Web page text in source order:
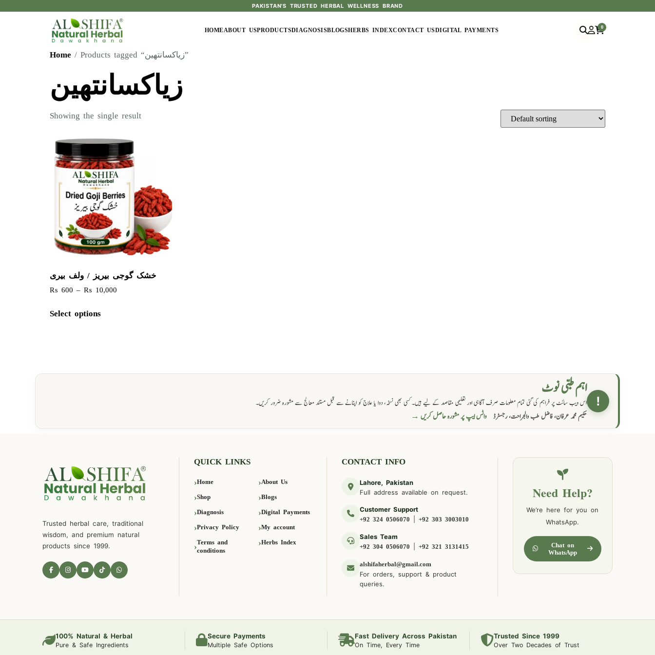
PAKISTAN'S TRUSTED HERBAL WELLNESS BRAND
HOMEABOUT USPRODUCTSDIAGNOSISBLOGSHERBS INDEXCONTACT USDIGITAL PAYMENTS
0
Home / Products tagged “زیاکسانتھین”
زیاکسانتھین
Showing the single result
خشک گوجی بیریز / ولف بیری
₨ 600 – ₨ 10,000
Select options
!
اہم طبی نوٹ
اس ویب سائٹ پر فراہم کی گئی تمام معلومات صرف آگاہی اور تعلیمی مقاصد کے لیے ہیں۔ کسی بھی نسخہ، دوا یا علاج کو اپنانے سے قبل مستند معالج سے مشورہ ضرور کریں۔
حکیم محمد عرفان، فاضل طب والجراحت، رجسٹرڈ واٹس ایپ پر مشورہ حاصل کریں →
Trusted herbal care, traditional
wisdom, and premium natural
products since 1999.
QUICK LINKS
Home About Us
Shop Blogs
Diagnosis Digital Payments
Privacy Policy My account
Terms and
conditions
Herbs Index
CONTACT INFO
Lahore, Pakistan
Full address available on request.
Customer Support
+92 324 0506070 |+92 303 3003010
Sales Team
+92 304 0506070 |+92 321 3131415
alshifaherbal@gmail.com
For orders, support & product
queries.
Need Help?
We’re here for you on
WhatsApp.
Chat on
WhatsApp
100% Natural & Herbal
Pure & Safe Ingredients
Secure Payments
Multiple Safe Options
Fast Delivery Across Pakistan
On Time, Every Time
Trusted Since 1999
Over Two Decades of Trust